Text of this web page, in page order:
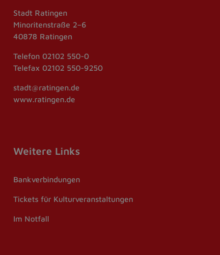
Stadt Ratingen
Minoritenstraße 2–6
40878 Ratingen
Telefon 02102 550-0
Telefax 02102 550-9250
stadt@ratingen.de
www.ratingen.de
Weitere Links
Bankverbindungen
Tickets für Kulturveranstaltungen
Im Notfall